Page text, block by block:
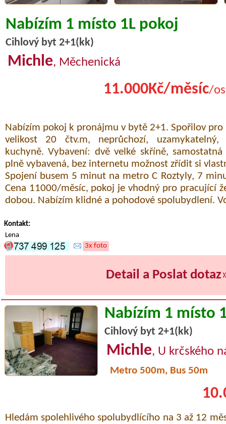
Nabízím 1 místo 1L pokoj
Cihlový byt 2+1(kk)
Michle, Měchenická
11.000Kč/měsíc/
Nabízím pokoj k pronájmu v bytě 2+1. Spořilov
velikost 20 čtv.m, neprůchozí,
kuchyně. Vybavení: dvě velké skříně,
plně vybavená, bez internetu možnost zřídit si
Spojení busem 5 minut na metro C Roztyly, 7
Cena 11000/měsíc, pokoj je vhodný pro pracující
dobou. Nabízím klidné a pohodové spolubydlení.
Kontakt:
Lena
3x foto
Detail a Poslat dotaz
Nabízím 1 místo
Cihlový byt 2+1(kk)
Michle, U krčského
Metro 500m, Bus 50m
Hledám spolehlivého spolubydlícího na 3 až 12